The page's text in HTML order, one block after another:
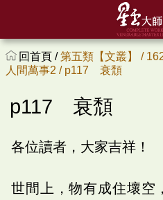
回首頁 /第五類【文叢】 /
人間萬事2 / p117 衰頹
p117 衰頹
各位讀者，大家吉祥！
世間上，物有成住壞空